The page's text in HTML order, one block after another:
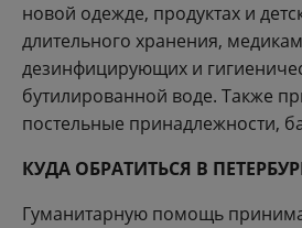
новой одежде, продуктах и
длительного хранения,
дезинфицирующих и
бутилированной воде. Также
постельные принадлежности,
КУДА ОБРАТИТЬСЯ В
Гуманитарную помощь